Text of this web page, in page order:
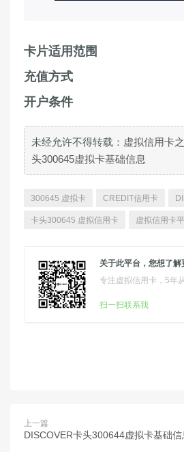
卡片适用范围
充值方式
开户条件
未经允许不得转载： 虚拟信用卡
头300645虚拟卡基础信息
300645 虚拟卡 CREDIT信用卡
卡头300645 虚拟信用卡 虚拟信用卡
关于此平台，您想了解
专注虚拟信用卡，5年
扫一扫联系我
上一篇
DISCOVER卡头300644虚拟卡基础信